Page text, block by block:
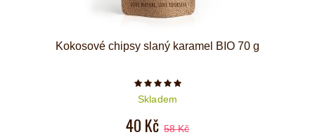
Kokosové chipsy slaný karamel BIO 70 g
Počet hvězdiček je 5 z 5
Skladem
40 Kč 58 Kč